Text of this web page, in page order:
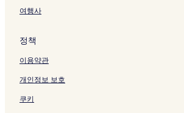
여행사
정책
이용약관
개인정보 보호
쿠키